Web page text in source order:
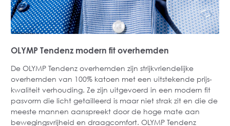
OLYMP Tendenz modern fit overhemden
De OLYMP Tendenz overhemden zijn strijkvriendelijke
overhemden van 100% katoen met een uitstekende prijs-
kwaliteit verhouding. Ze zijn uitgevoerd in een modern fit
pasvorm die licht getailleerd is maar niet strak zit en die de
meeste mannen aanspreekt door de hoge mate aan
bewegingsvrijheid en draagcomfort. OLYMP Tendenz